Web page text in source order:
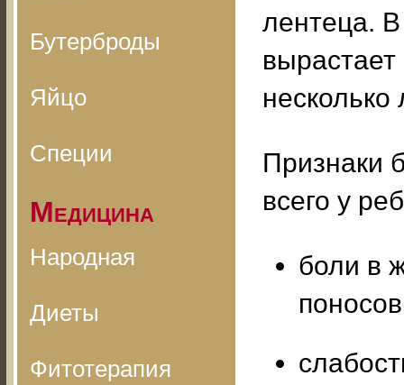
Бутерброды
Яйцо
Специи
Медицина
Народная
Диеты
Фитотерапия
лентеца.
несколько
Признаки
всего у
боли в